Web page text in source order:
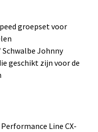
groepset voor
Schwalbe Johnny
geschikt zijn voor de
Line CX-